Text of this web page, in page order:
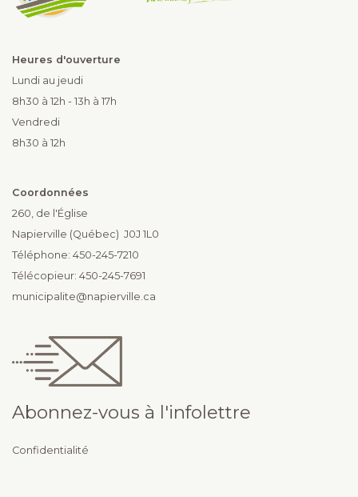
Heures d'ouverture
Lundi au jeudi
8h30 à 12h - 13h à 17h
Vendredi
8h30 à 12h
Coordonnées
260, de l'Église
Napierville (Québec) J0J 1L0
Téléphone: 450-245-7210
Télécopieur: 450-245-7691
municipalite@napierville.ca
Abonnez-vous à l'infolettre
Confidentialité